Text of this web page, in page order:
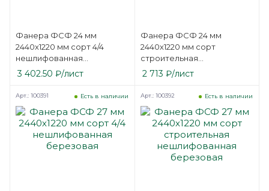
Фанера ФСФ 24 мм
2440х1220 мм сорт 4/4
нешлифованная
березовая
3 402.50 ₽/лист
Фанера ФСФ 24 мм
2440х1220 мм сорт
строительная
нешлифованная
березовая
2 713 ₽/лист
Есть в наличии
Арт.: 100391 Есть в наличии
Арт.: 100392